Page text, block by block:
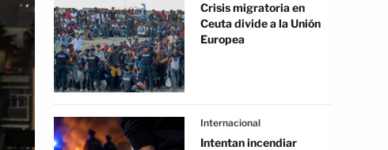
Crisis migratoria en
Ceuta divide a la Unión
Europea
Internacional
Intentan incendiar